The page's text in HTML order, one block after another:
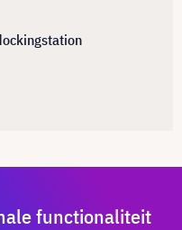
functionaliteit